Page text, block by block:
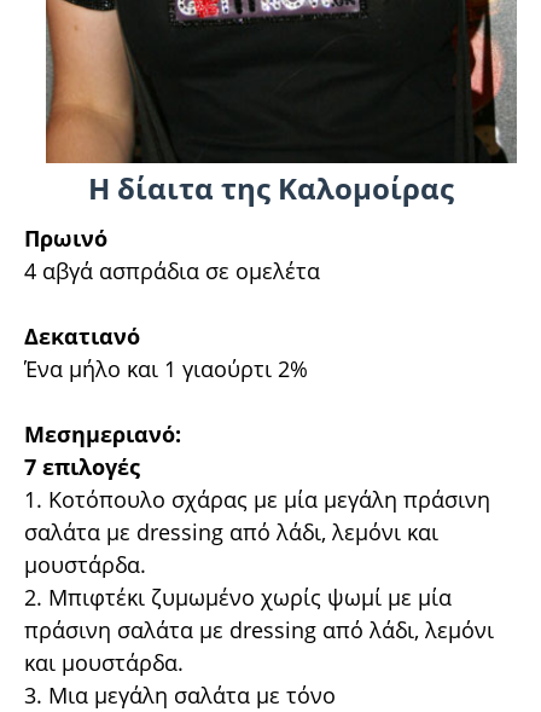
H δίαιτα της Καλομοίρας
Πρωινό
4 αβγά ασπράδια σε ομελέτα
Δεκατιανό
Ένα μήλο και 1 γιαούρτι 2%
Μεσημεριανό:
7 επιλογές
1. Κοτόπουλο σχάρας με μία μεγάλη πράσινη
σαλάτα με dressing από λάδι, λεμόνι και
μουστάρδα.
2. Μπιφτέκι ζυμωμένο χωρίς ψωμί με μία
πράσινη σαλάτα με dressing από λάδι, λεμόνι
και μουστάρδα.
3. Μια μεγάλη σαλάτα με τόνο